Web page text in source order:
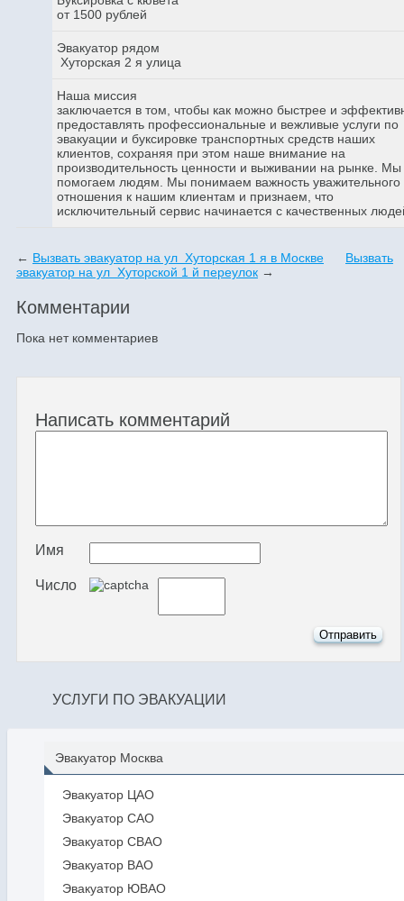
от 1500 рублей
Эвакуатор рядом
Хуторская 2 я улица
Наша миссия
заключается в том, чтобы как можно быстрее и
предоставлять профессиональные и вежливые услуги по
эвакуации и буксировке транспортных средств наших
клиентов, сохраняя при этом наше внимание на
производительность ценности и выживании на рынке. Мы
помогаем людям. Мы понимаем важность уважительного
отношения к нашим клиентам и признаем, что
исключительный сервис начинается с качественных
← Вызвать эвакуатор на ул Хуторская 1 я в Москве
Вызвать
эвакуатор на ул Хуторской 1 й переулок →
Комментарии
Пока нет комментариев
Написать комментарий
Имя
Число
УСЛУГИ ПО ЭВАКУАЦИИ
Эвакуатор Москва
Эвакуатор ЦАО
Эвакуатор САО
Эвакуатор СВАО
Эвакуатор ВАО
Эвакуатор ЮВАО